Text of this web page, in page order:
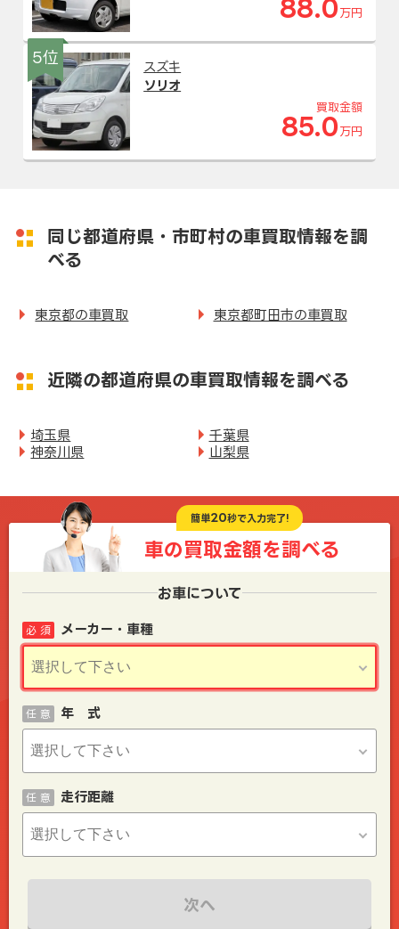
88.0 万円
5位
スズキ
ソリオ
買取金額
85.0 万円
同じ都道府県・市町村の車買取情報を調
べる
東京都の車買取 東京都町田市の車買取
近隣の都道府県の車買取情報を調べる
埼玉県
千葉県
神奈川県
山梨県
簡単20秒で入力完了!
車の買取金額を調べる
お車について
メーカー・車種
必 須
年 式
任 意
走行距離
任 意
次へ